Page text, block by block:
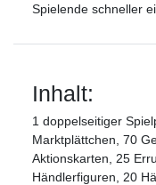
Spielende schneller
Inhalt:
1 doppelseitiger
Marktplättchen, 70
Aktionskarten, 25
Händlerfiguren, 20